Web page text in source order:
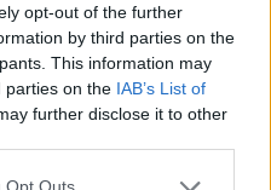
opt-out of the further
by third parties on the
This information may
parties on the IAB’s List of
further disclose it to other
καθαρά κέρδη του
εκατ. ευρώ στο α'
ετήσια βάση